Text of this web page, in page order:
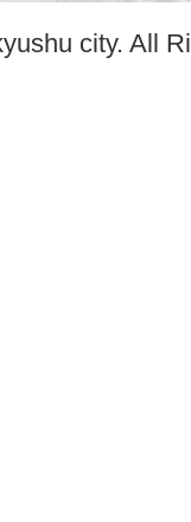
city. All